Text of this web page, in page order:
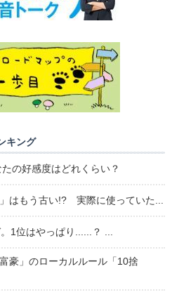
キング
たの好感度はどれくらい？
はもう古い!? 実際に使っていた...
1位はやっぱり......？ ...
豪」のローカルルール「10捨